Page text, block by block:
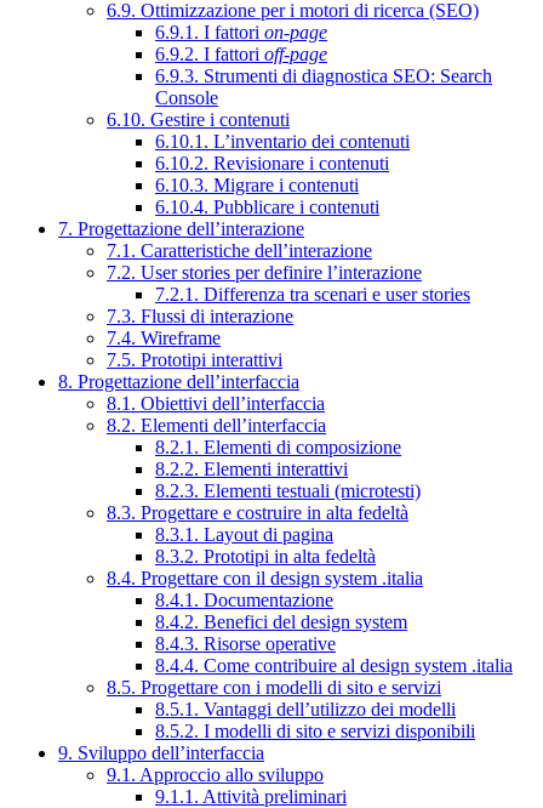
6.9. Ottimizzazione per i motori di ricerca (SEO)
6.9.1. I fattori on-page
6.9.2. I fattori off-page
6.9.3. Strumenti di diagnostica SEO: Search
Console
6.10. Gestire i contenuti
6.10.1. L’inventario dei contenuti
6.10.2. Revisionare i contenuti
6.10.3. Migrare i contenuti
6.10.4. Pubblicare i contenuti
7. Progettazione dell’interazione
7.1. Caratteristiche dell’interazione
7.2. User stories per definire l’interazione
7.2.1. Differenza tra scenari e user stories
7.3. Flussi di interazione
7.4. Wireframe
7.5. Prototipi interattivi
8. Progettazione dell’interfaccia
8.1. Obiettivi dell’interfaccia
8.2. Elementi dell’interfaccia
8.2.1. Elementi di composizione
8.2.2. Elementi interattivi
8.2.3. Elementi testuali (microtesti)
8.3. Progettare e costruire in alta fedeltà
8.3.1. Layout di pagina
8.3.2. Prototipi in alta fedeltà
8.4. Progettare con il design system .italia
8.4.1. Documentazione
8.4.2. Benefici del design system
8.4.3. Risorse operative
8.4.4. Come contribuire al design system .italia
8.5. Progettare con i modelli di sito e servizi
8.5.1. Vantaggi dell’utilizzo dei modelli
8.5.2. I modelli di sito e servizi disponibili
9. Sviluppo dell’interfaccia
9.1. Approccio allo sviluppo
9.1.1. Attività preliminari